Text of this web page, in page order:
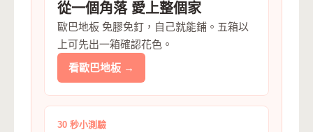
從一個角落 愛上整個家
歐巴地板 免膠免釘，自己就能鋪。五箱以
上可先出一箱確認花色。
看歐巴地板 →
30 秒小測驗